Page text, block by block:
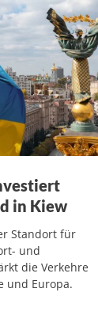
in Kiew
Standort für
und
die Verkehre
und Europa.